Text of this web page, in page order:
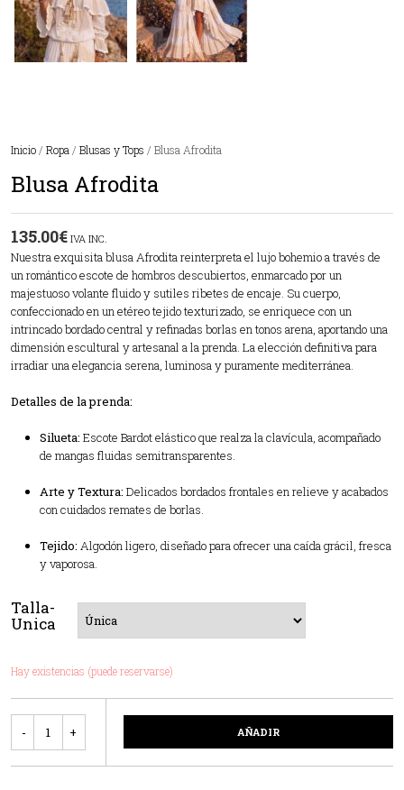
Inicio / Ropa / Blusas y Tops / Blusa Afrodita
Blusa Afrodita
135.00€ IVA INC.
Nuestra exquisita blusa Afrodita reinterpreta el lujo bohemio a través de
un romántico escote de hombros descubiertos, enmarcado por un
majestuoso volante fluido y sutiles ribetes de encaje. Su cuerpo,
confeccionado en un etéreo tejido texturizado, se enriquece con un
intrincado bordado central y refinadas borlas en tonos arena, aportando una
dimensión escultural y artesanal a la prenda. La elección definitiva para
irradiar una elegancia serena, luminosa y puramente mediterránea.
Detalles de la prenda:
Silueta: Escote Bardot elástico que realza la clavícula, acompañado
de mangas fluidas semitransparentes.
Arte y Textura: Delicados bordados frontales en relieve y acabados
con cuidados remates de borlas.
Tejido: Algodón ligero, diseñado para ofrecer una caída grácil, fresca
y vaporosa.
Talla-
Unica
Hay existencias (puede reservarse)
AÑADIR